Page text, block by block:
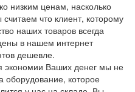
низким ценам, насколько
что клиент, которому
наших товаров всегда
в нашем интернет
дешевле.
экономии Ваших денег мы не
оборудование, которое